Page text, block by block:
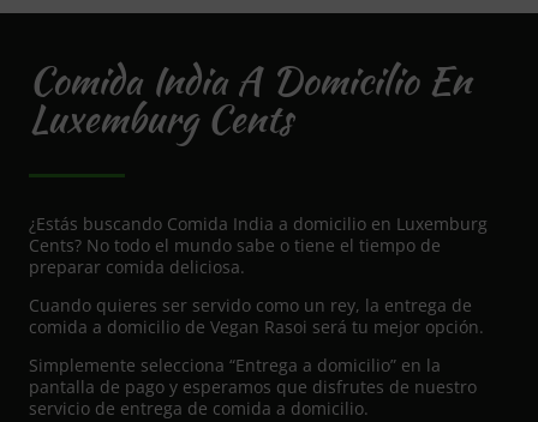
Comida India A Domicilio En
Luxemburg Cents
¿Estás buscando Comida India a domicilio en Luxemburg
Cents? No todo el mundo sabe o tiene el tiempo de
preparar comida deliciosa.
Cuando quieres ser servido como un rey, la entrega de
comida a domicilio de Vegan Rasoi será tu mejor opción.
Simplemente selecciona “Entrega a domicilio” en la
pantalla de pago y esperamos que disfrutes de nuestro
servicio de entrega de comida a domicilio.